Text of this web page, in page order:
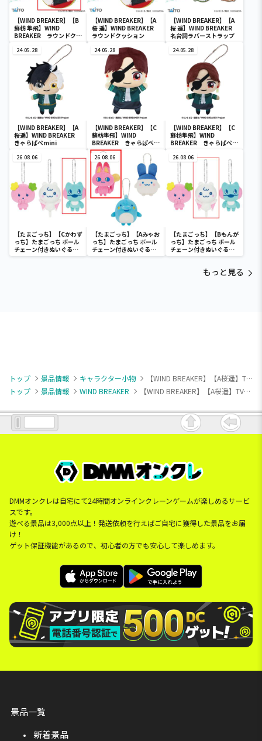
【WIND BREAKER】【B
蘇枋 隼飛】WIND
BREAKER ラウンドクッ
【WIND BREAKER】【A
桜 遥】WIND BREAKER
ラウンドクッション
【WIND BREAKER】【A
桜 遥】WIND BREAKER
名台詞ラバーストラップ
24.05.28
【WIND BREAKER】【A
桜遥】WIND BREAKER
きゃらぱぺmini
24.05.28
【WIND BREAKER】【C
蘇枋隼飛】WIND
BREAKER きゃらぱぺ
BIG
24.05.28
【WIND BREAKER】【C
蘇枋隼飛】WIND
BREAKER きゃらぱぺ
26.08.06
【たまごっち】【Cかわず
っち】たまごっち ボール
チェーン付きぬいぐるみ
～Tamagotchi
26.08.06
【たまごっち】【Aみゃお
っち】たまごっち ボール
チェーン付きぬいぐるみ
～Tamagotchi
26.08.06
【たまごっち】【Bもんが
っち】たまごっち ボール
チェーン付きぬいぐるみ
～Tamagotchi
もっと見る
トップ 景品情報 キャラクター小物
【WIND BREAKER】【A桜遥】TVアニメ『WIND BREAKER』 ちびぐるみvol.3
トップ
景品情報 WIND BREAKER 【WIND BREAKER】【A桜遥】TVアニメ『WIND BREAKER』 ちびぐるみvol.3
DMMオンクレは自宅にて24時間オンラインクレーンゲームが楽しめるサービ
スです。
遊べる景品は3,000点以上！発送依頼を行えばご自宅に獲得した景品をお届
け！
ゲット保証機能があるので、初心者の方でも安心して楽しめます。
景品一覧
新着景品